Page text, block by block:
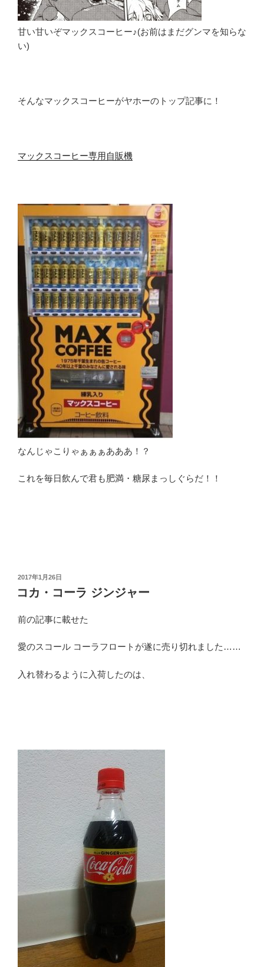
甘い甘いぞマックスコーヒー♪(お前はまだグンマを知らな
い)
そんなマックスコーヒーがヤホーのトップ記事に！
マックスコーヒー専用自販機
なんじゃこりゃぁぁぁあああ！？
これを毎日飲んで君も肥満・糖尿まっしぐらだ！！
投
日:
2017年1月26日
コカ・コーラ ジンジャー
前の記事に載せた
愛のスコール コーラフロートが遂に売り切れました……
入れ替わるように入荷したのは、